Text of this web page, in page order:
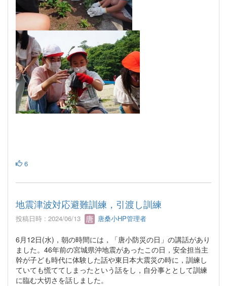
6
地震津波対応避難訓練，引渡し訓練
投稿日時 : 2024/06/13 唐桑小HP管理者
6月12日(水)，朝の時間には，「唐小防災の日」の講話があり
ました。46年前の宮城県沖地震があったこの日，安全担当主
幹が子ども時代に体験した話や東日本大震災の時に，訓練し
ていても慌ててしまったという話をし，自分事ととして訓練
に臨む大切さを話しました。